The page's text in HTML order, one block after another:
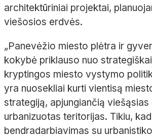
architektūriniai projektai,
viešosios erdvės.
„Panevėžio miesto plėtra ir
kokybė priklauso nuo
kryptingos miesto vystymo
yra nuosekliai kurti vientisą
strategiją, apjungiančią
urbanizuotas teritorijas. Tikiu, kad
bendradarbiavimas su